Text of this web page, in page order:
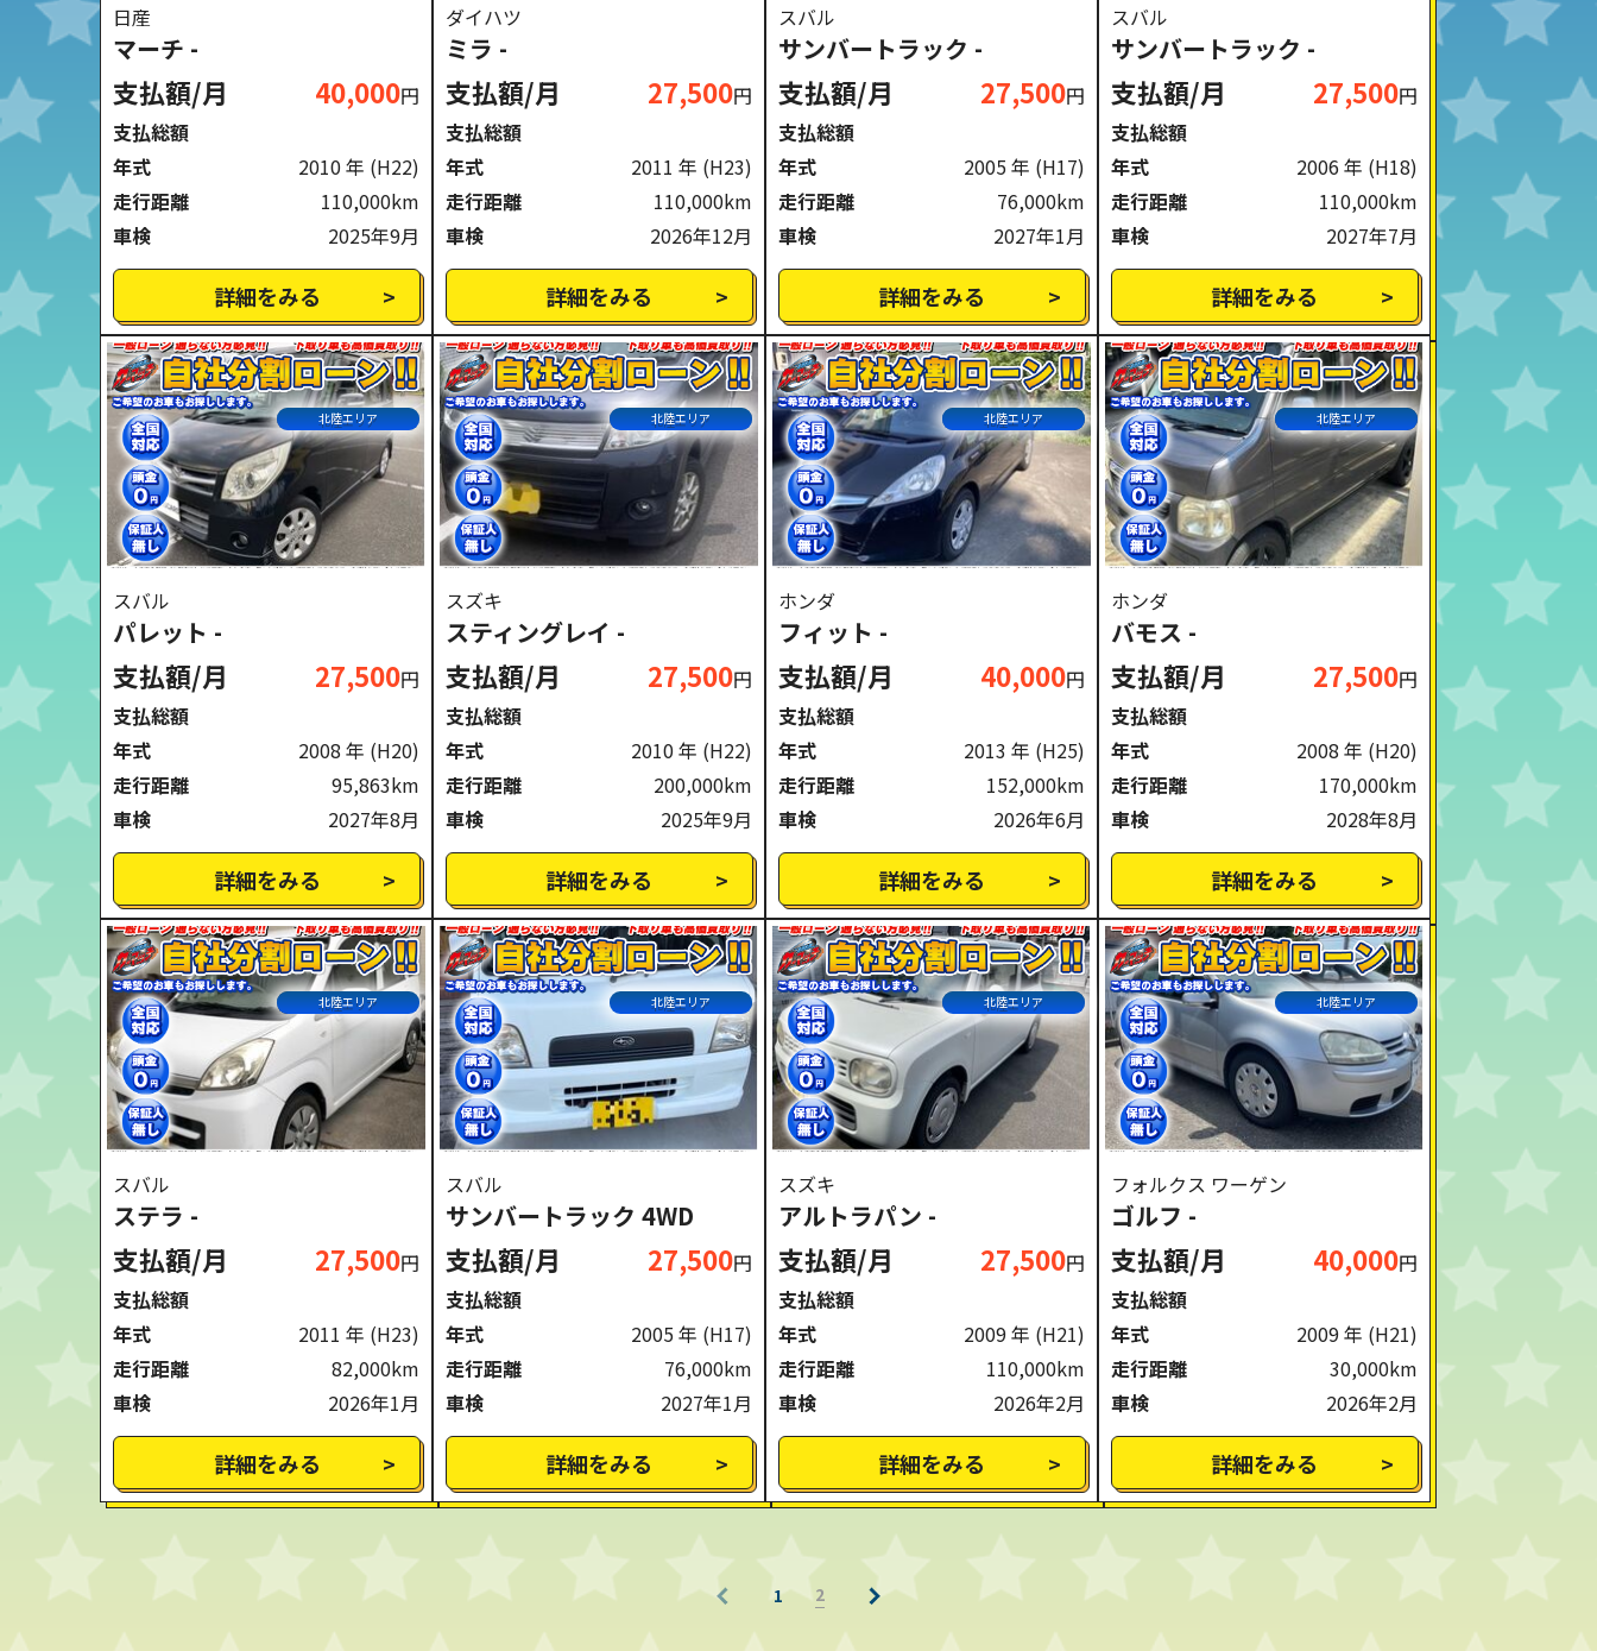
日産
マーチ -
支払額/月 40,000円
支払総額
年式
2010 年 (H22)
走行距離
110,000km
車検
2025年9月
詳細をみる
ダイハツ
ミラ -
支払額/月 27,500円
支払総額
年式
2011 年 (H23)
走行距離
110,000km
車検
2026年12月
詳細をみる
スバル
サンバートラック -
支払額/月 27,500円
支払総額
年式
2005 年 (H17)
走行距離
76,000km
車検
2027年1月
詳細をみる
スバル
サンバートラック -
支払額/月 27,500円
支払総額
年式
2006 年 (H18)
走行距離
110,000km
車検
2027年7月
詳細をみる
北陸エリア
スバル
パレット -
支払額/月 27,500円
支払総額
年式
2008 年 (H20)
走行距離
95,863km
車検
2027年8月
詳細をみる
北陸エリア
スズキ
スティングレイ -
支払額/月 27,500円
支払総額
年式
2010 年 (H22)
走行距離
200,000km
車検
2025年9月
詳細をみる
北陸エリア
ホンダ
フィット -
支払額/月 40,000円
支払総額
年式
2013 年 (H25)
走行距離
152,000km
車検
2026年6月
詳細をみる
北陸エリア
ホンダ
バモス -
支払額/月 27,500円
支払総額
年式
2008 年 (H20)
走行距離
170,000km
車検
2028年8月
詳細をみる
北陸エリア
スバル
ステラ -
支払額/月 27,500円
支払総額
年式
2011 年 (H23)
走行距離
82,000km
車検
2026年1月
詳細をみる
北陸エリア
スバル
サンバートラック 4WD
支払額/月 27,500円
支払総額
年式
2005 年 (H17)
走行距離
76,000km
車検
2027年1月
詳細をみる
北陸エリア
スズキ
アルトラパン -
支払額/月 27,500円
支払総額
年式
2009 年 (H21)
走行距離
110,000km
車検
2026年2月
詳細をみる
北陸エリア
フォルクス ワーゲン
ゴルフ -
支払額/月 40,000円
支払総額
年式
2009 年 (H21)
走行距離
30,000km
車検
2026年2月
詳細をみる
1 2